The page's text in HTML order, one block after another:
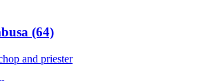
(64)
and priester